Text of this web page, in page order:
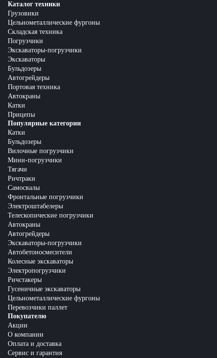
Каталог техники
Грузовики
Цельнометаллические фургоны
Складская техника
Погрузчики
Экскаваторы-погрузчики
Экскаваторы
Бульдозеры
Автогрейдеры
Портовая техника
Автокраны
Катки
Прицепы
Популярные категории
Катки
Бульдозеры
Вилочные погрузчики
Мини-погрузчики
Тягачи
Ричтраки
Самосвалы
Фронтальные погрузчики
Электроштабелеры
Телескопические погрузчики
Автокраны
Автогрейдеры
Экскаваторы-погрузчики
Автобетоносмесители
Колесные экскаваторы
Электропогрузчики
Ричстакеры
Гусеничные экскаваторы
Цельнометаллические фургоны
Перевозчики паллет
Покупателю
Акции
О компании
Оплата и доставка
Сервис и гарантия